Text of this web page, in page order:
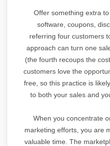
Offer something extra
software, coupons,
referring four customers
approach can turn one
(the fourth recoups the
customers love the
free, so this practice is
to both your sales and
When you concentrate
marketing efforts, you are
valuable time. The